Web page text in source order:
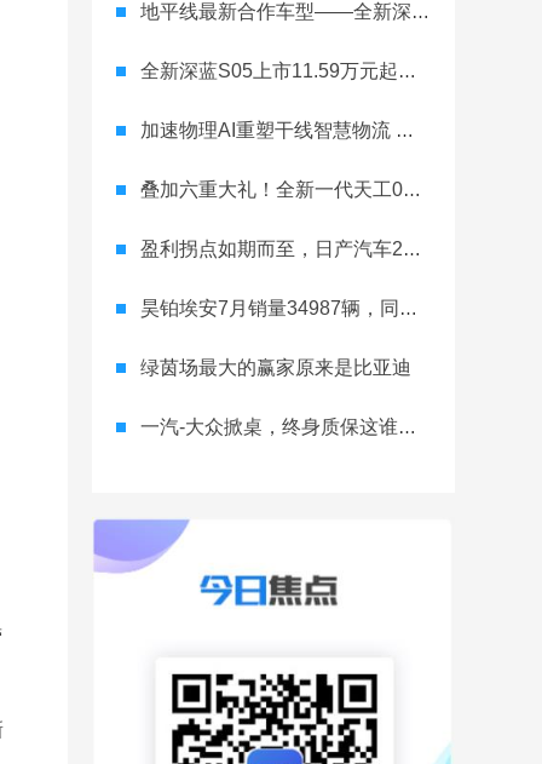
地平线最新合作车型——全新深蓝S05正式上市！
全新深蓝S05上市11.59万元起，全球时尚激光智能SUV全面进阶
加速物理AI重塑干线智慧物流 智加科技战略合作图达通
叠加六重大礼！全新一代天工08 670 Max上市限时价17.99万元
盈利拐点如期而至，日产汽车26财年一季度财报释放稳健增长信号
昊铂埃安7月销量34987辆，同比增长31.74%，全新Ray系列蓄势待发
绿茵场最大的赢家原来是比亚迪
一汽-大众掀桌，终身质保这谁顶得住？